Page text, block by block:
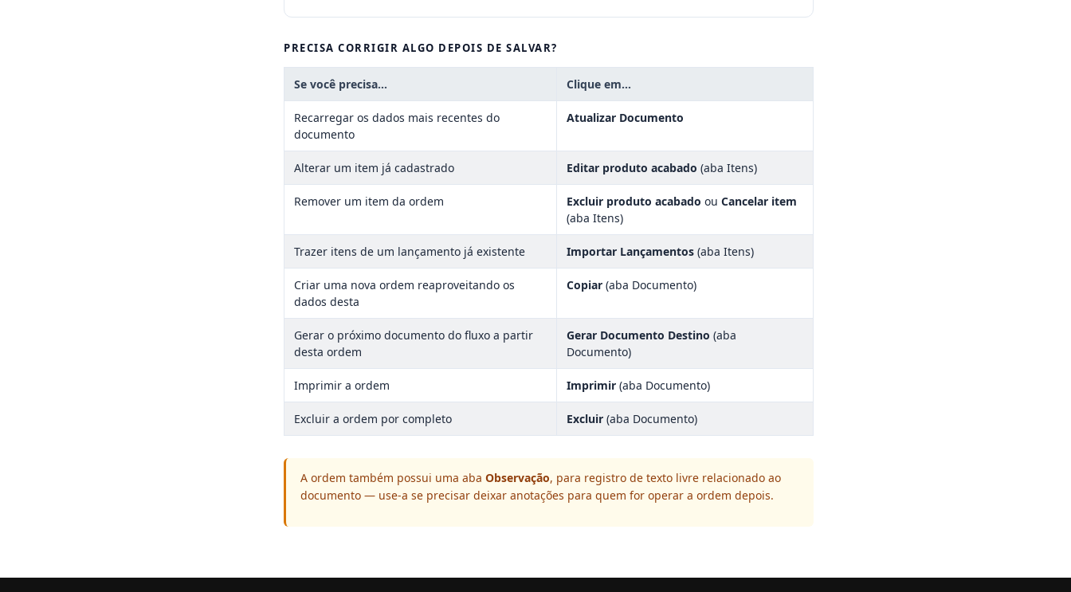
PRECISA CORRIGIR ALGO DEPOIS DE SALVAR?
Se você precisa… Clique em…
Recarregar os dados mais recentes do
documento
Atualizar Documento
Alterar um item já cadastrado Editar produto acabado (aba Itens)
Remover um item da ordem Excluir produto acabado ou Cancelar item
(aba Itens)
Trazer itens de um lançamento já existente Importar Lançamentos (aba Itens)
Criar uma nova ordem reaproveitando os
dados desta
Copiar (aba Documento)
Gerar o próximo documento do fluxo a partir
desta ordem
Gerar Documento Destino (aba
Documento)
Imprimir a ordem Imprimir (aba Documento)
Excluir a ordem por completo Excluir (aba Documento)
A ordem também possui uma aba Observação, para registro de texto livre relacionado ao
documento — use-a se precisar deixar anotações para quem for operar a ordem depois.